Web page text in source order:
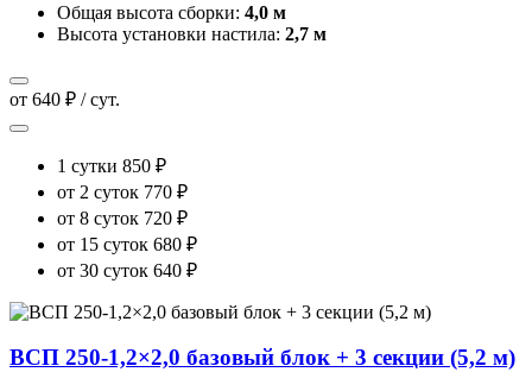
Общая высота сборки: 4,0 м
Высота установки настила: 2,7 м
от 640 ₽ / сут.
1 сутки 850 ₽
от 2 суток 770 ₽
от 8 суток 720 ₽
от 15 суток 680 ₽
от 30 суток 640 ₽
ВСП 250-1,2×2,0 базовый блок + 3 секции (5,2 м)